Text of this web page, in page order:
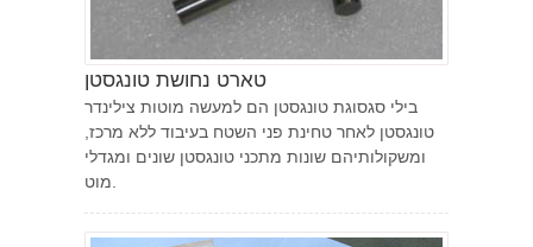
טארט נחושת טונגסטן
בילי סגסוגת טונגסטן הם למעשה מוטות צילינדר
טונגסטן לאחר טחינת פני השטח בעיבוד ללא מרכז,
ומשקולותיהם שונות מתכני טונגסטן שונים ומגדלי